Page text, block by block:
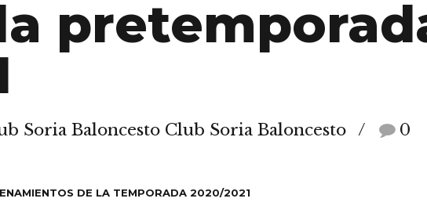
Soria Baloncesto Club Soria Baloncesto 0
DE LA TEMPORADA 2020/2021